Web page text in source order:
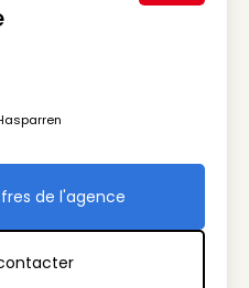
Toutes les offres de l'agence
de l'agence
Nous contacter